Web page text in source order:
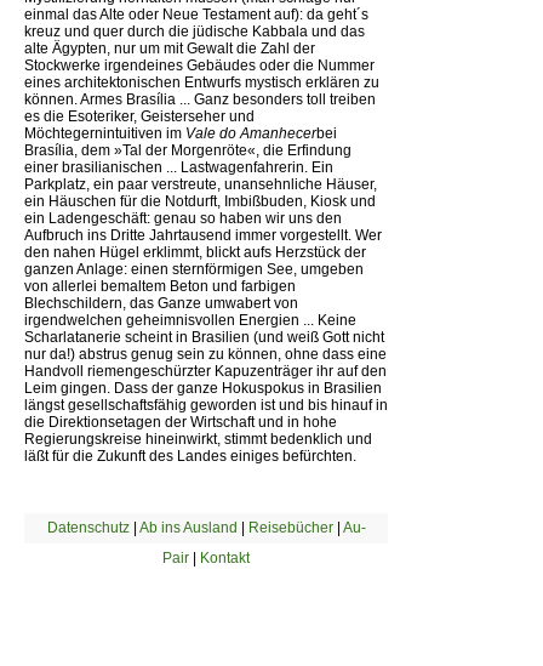
einmal das Alte oder Neue Testament auf): da geht´s
kreuz und quer durch die jüdische Kabbala und das
alte Ägypten, nur um mit Gewalt die Zahl der
Stockwerke irgendeines Gebäudes oder die Nummer
eines architektonischen Entwurfs mystisch erklären zu
können. Armes Brasília ... Ganz besonders toll treiben
es die Esoteriker, Geisterseher und
Möchtegernintuitiven im Vale do Amanhecerbei
Brasília, dem »Tal der Morgenröte«, die Erfindung
einer brasilianischen ... Lastwagenfahrerin. Ein
Parkplatz, ein paar verstreute, unansehnliche Häuser,
ein Häuschen für die Notdurft, Imbißbuden, Kiosk und
ein Ladengeschäft: genau so haben wir uns den
Aufbruch ins Dritte Jahrtausend immer vorgestellt. Wer
den nahen Hügel erklimmt, blickt aufs Herzstück der
ganzen Anlage: einen sternförmigen See, umgeben
von allerlei bemaltem Beton und farbigen
Blechschildern, das Ganze umwabert von
irgendwelchen geheimnisvollen Energien ... Keine
Scharlatanerie scheint in Brasilien (und weiß Gott nicht
nur da!) abstrus genug sein zu können, ohne dass eine
Handvoll riemengeschürzter Kapuzenträger ihr auf den
Leim gingen. Dass der ganze Hokuspokus in Brasilien
längst gesellschaftsfähig geworden ist und bis hinauf in
die Direktionsetagen der Wirtschaft und in hohe
Regierungskreise hineinwirkt, stimmt bedenklich und
läßt für die Zukunft des Landes einiges befürchten.
Datenschutz| Ab ins Ausland | Reisebücher| Au-
Pair | Kontakt